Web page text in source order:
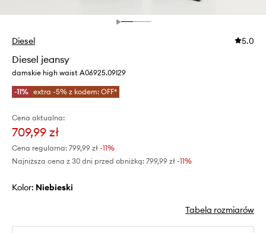
Diesel 5.0
Diesel jeansy
damskie high waist A06925.09I29
-11% extra -5% z kodem: OFF*
Cena aktualna:
709,99 zł
Cena regularna: 799,99 zł -11%
Najniższa cena z 30 dni przed obniżką: 799,99 zł -11%
Kolor: niebieski
Tabela rozmiarów